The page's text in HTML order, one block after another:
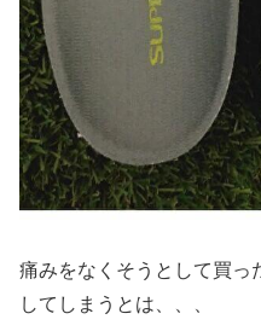
痛みをなくそうとして買っ
してしまうとは、、、